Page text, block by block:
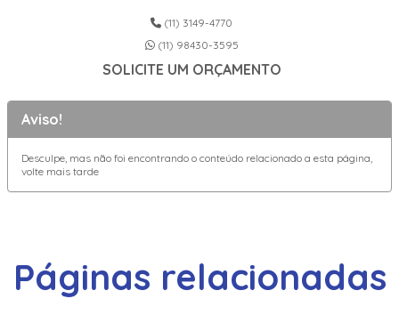
(11) 3149-4770
(11) 98430-3595
SOLICITE UM ORÇAMENTO
Aviso!
Desculpe, mas não foi encontrando o conteúdo relacionado a esta página,
volte mais tarde
Páginas relacionadas